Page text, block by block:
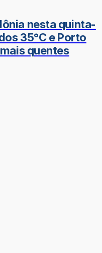
nesta quinta-
35°C e Porto
quentes